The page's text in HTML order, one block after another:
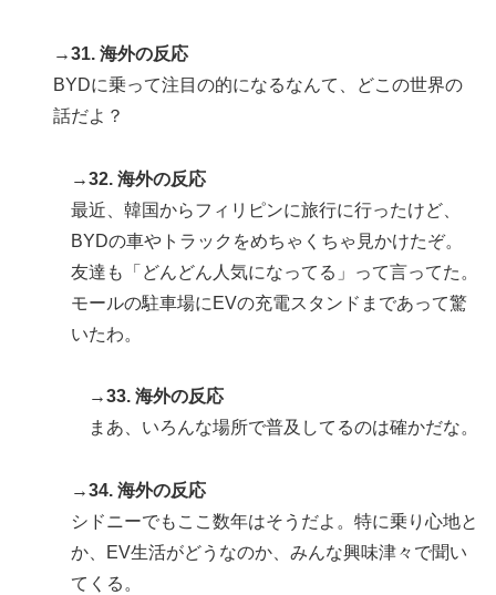
→31. 海外の反応
BYDに乗って注目の的になるなんて、どこの世界の
話だよ？
→32. 海外の反応
最近、韓国からフィリピンに旅行に行ったけど、
BYDの車やトラックをめちゃくちゃ見かけたぞ。
友達も「どんどん人気になってる」って言ってた。
モールの駐車場にEVの充電スタンドまであって驚
いたわ。
→33. 海外の反応
まあ、いろんな場所で普及してるのは確かだな。
→34. 海外の反応
シドニーでもここ数年はそうだよ。特に乗り心地と
か、EV生活がどうなのか、みんな興味津々で聞い
てくる。